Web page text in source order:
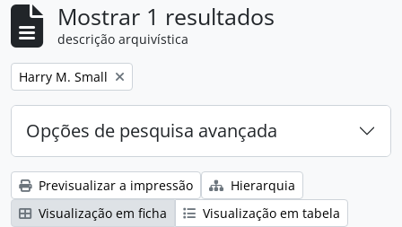
Mostrar 1 resultados
descrição arquivística
Remove filter:
Harry M. Small
Opções de pesquisa avançada
Previsualizar a impressão
Hierarquia
Visualização em ficha
Visualização em tabela